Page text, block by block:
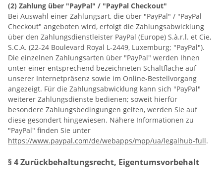
(2) Zahlung über "PayPal" / "PayPal Checkout"
Bei Auswahl einer Zahlungsart, die über "PayPal" / "PayPal
Checkout" angeboten wird, erfolgt die Zahlungsabwicklung
über den Zahlungsdienstleister PayPal (Europe) S.à.r.l. et Cie,
S.C.A. (22-24 Boulevard Royal L-2449, Luxemburg; "PayPal").
Die einzelnen Zahlungsarten über "PayPal" werden Ihnen
unter einer entsprechend bezeichneten Schaltfläche auf
unserer Internetpräsenz sowie im Online-Bestellvorgang
angezeigt. Für die Zahlungsabwicklung kann sich "PayPal"
weiterer Zahlungsdienste bedienen; soweit hierfür
besondere Zahlungsbedingungen gelten, werden Sie auf
diese gesondert hingewiesen. Nähere Informationen zu
"PayPal" finden Sie unter
https://www.paypal.com/de/webapps/mpp/ua/legalhub-full.
§ 4 Zurückbehaltungsrecht, Eigentumsvorbehalt